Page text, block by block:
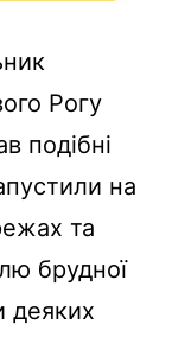
Рогу
подібні
на
та
брудної
деяких